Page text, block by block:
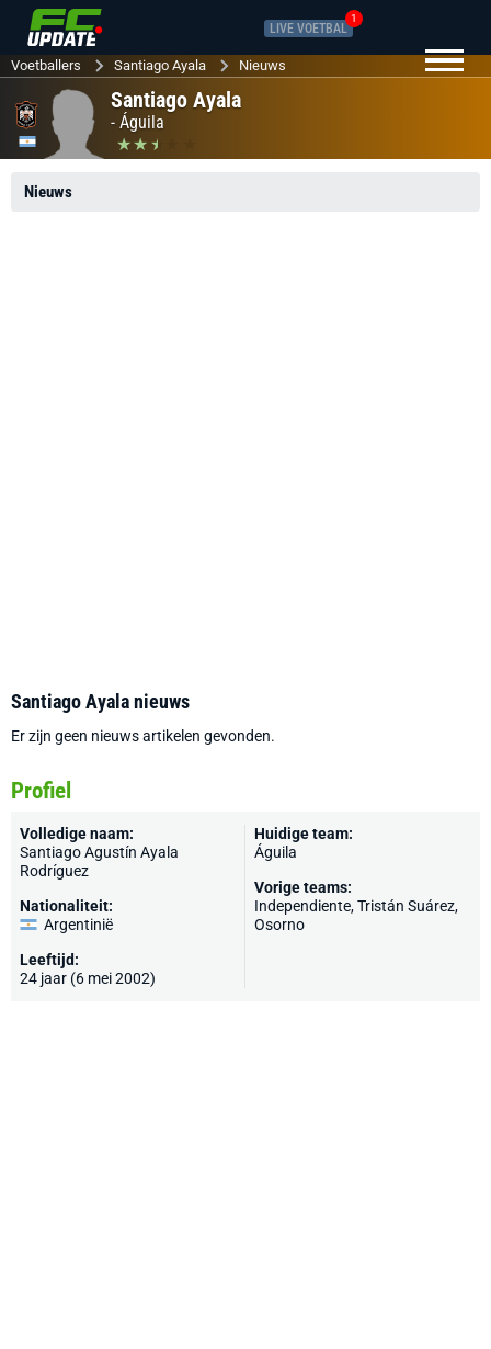
LIVE VOETBAL
1
Voetballers Santiago Ayala Nieuws
Santiago Ayala
- Águila
Nieuws
Santiago Ayala nieuws
Er zijn geen nieuws artikelen gevonden.
Profiel
Volledige naam:
Santiago Agustín Ayala
Rodríguez
Nationaliteit:
Argentinië
Leeftijd:
24 jaar (6 mei 2002)
Huidige team:
Águila
Vorige teams:
Independiente, Tristán Suárez,
Osorno